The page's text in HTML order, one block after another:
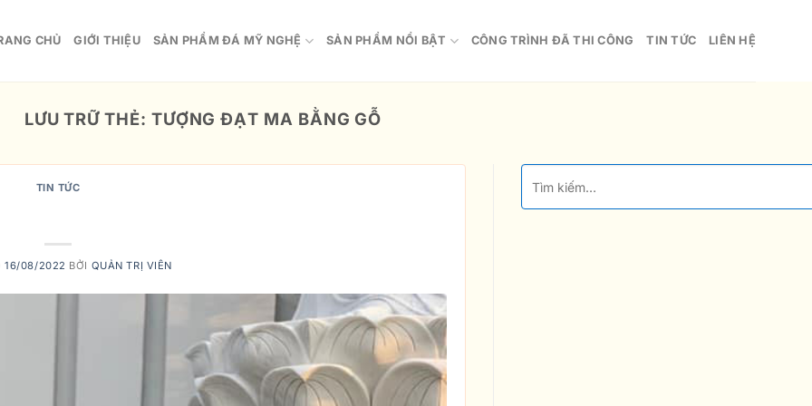
CHỦ GIỚI THIỆU SẢN PHẨM ĐÁ MỸ NGHỆ SẢN PHẨM NỔI BẬT CÔNG TRÌNH ĐÃ THI CÔNG TIN TỨC LIÊN HỆ
LƯU TRỮ THẺ: TƯỢNG ĐẠT MA BẰNG GỖ
TIN TỨC
16/08/2022 BỞI QUẢN TRỊ VIÊN